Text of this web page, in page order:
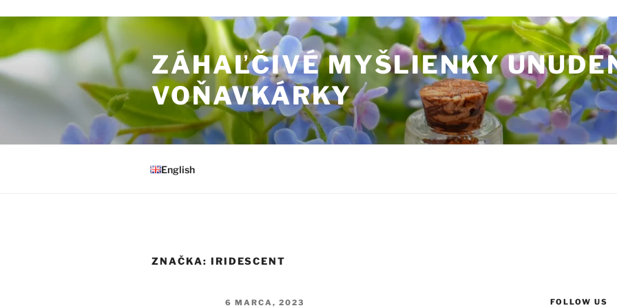
ZÁHAĽČIVÉ MYŠLIENKY
VOŇAVKÁRKY
English
ZNAČKA: IRIDESCENT
6 MARCA, 2023 FOLLOW US